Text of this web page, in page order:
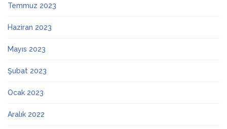
Temmuz 2023
Haziran 2023
Mayıs 2023
Şubat 2023
Ocak 2023
Aralık 2022